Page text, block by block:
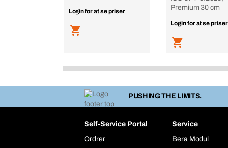
Login for at se priser
Premium 30 cm
Login for at se priser
PUSHING THE LIMITS.
Self-Service Portal
Ordrer
Service
Bera Modul